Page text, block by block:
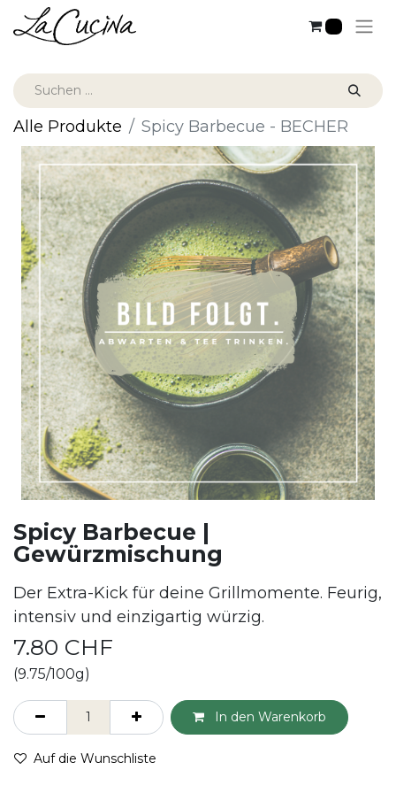
Alle Produkte Spicy Barbecue - BECHER
Spicy Barbecue |
Gewürzmischung
Der Extra-Kick für deine Grillmomente. Feurig,
intensiv und einzigartig würzig.
7.80 CHF
(9.75/100g)
In den Warenkorb
Auf die Wunschliste